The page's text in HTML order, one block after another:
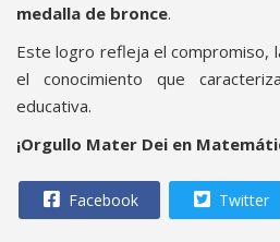
medalla de bronce.
Este logro refleja el compromiso,
el conocimiento que
educativa.
¡Orgullo Mater Dei en
Facebook Twitter